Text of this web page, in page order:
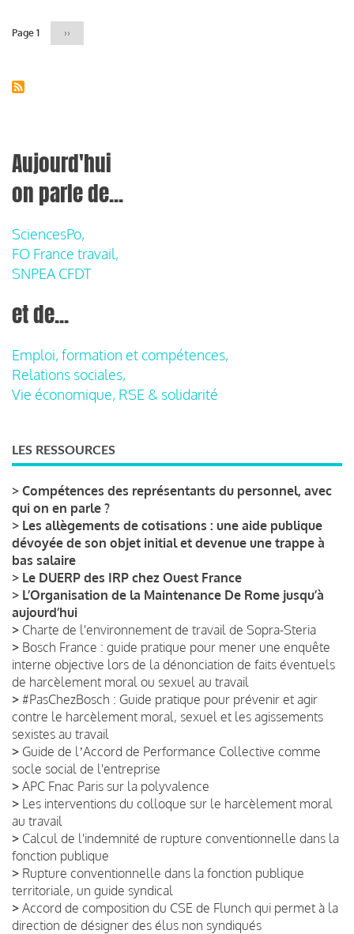
Page 1
Page
››
Aujourd'hui
on parle de...
SciencesPo,
FO France travail,
SNPEA CFDT
et de...
Emploi, formation et compétences,
Relations sociales,
Vie économique, RSE & solidarité
LES RESSOURCES
> Compétences des représentants du personnel, avec
qui on en parle ?
> Les allègements de cotisations : une aide publique
dévoyée de son objet initial et devenue une trappe à
bas salaire
> Le DUERP des IRP chez Ouest France
> L’Organisation de la Maintenance De Rome jusqu’à
aujourd’hui
> Charte de l'environnement de travail de Sopra-Steria
> Bosch France : guide pratique pour mener une enquête
interne objective lors de la dénonciation de faits éventuels
de harcèlement moral ou sexuel au travail
> #PasChezBosch : Guide pratique pour prévenir et agir
contre le harcèlement moral, sexuel et les agissements
sexistes au travail
> Guide de lʼAccord de Performance Collective comme
socle social de l'entreprise
> APC Fnac Paris sur la polyvalence
> Les interventions du colloque sur le harcèlement moral
au travail
> Calcul de l'indemnité de rupture conventionnelle dans la
fonction publique
> Rupture conventionnelle dans la fonction publique
territoriale, un guide syndical
> Accord de composition du CSE de Flunch qui permet à la
direction de désigner des élus non syndiqués